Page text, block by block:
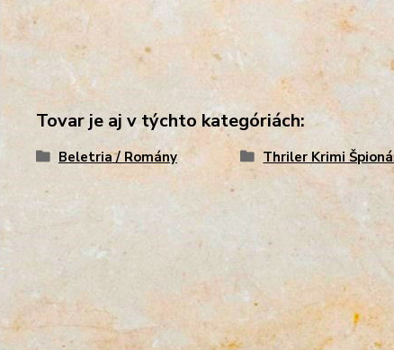
Tovar je aj v týchto kategóriách:
Beletria / Romány Thriler Krimi